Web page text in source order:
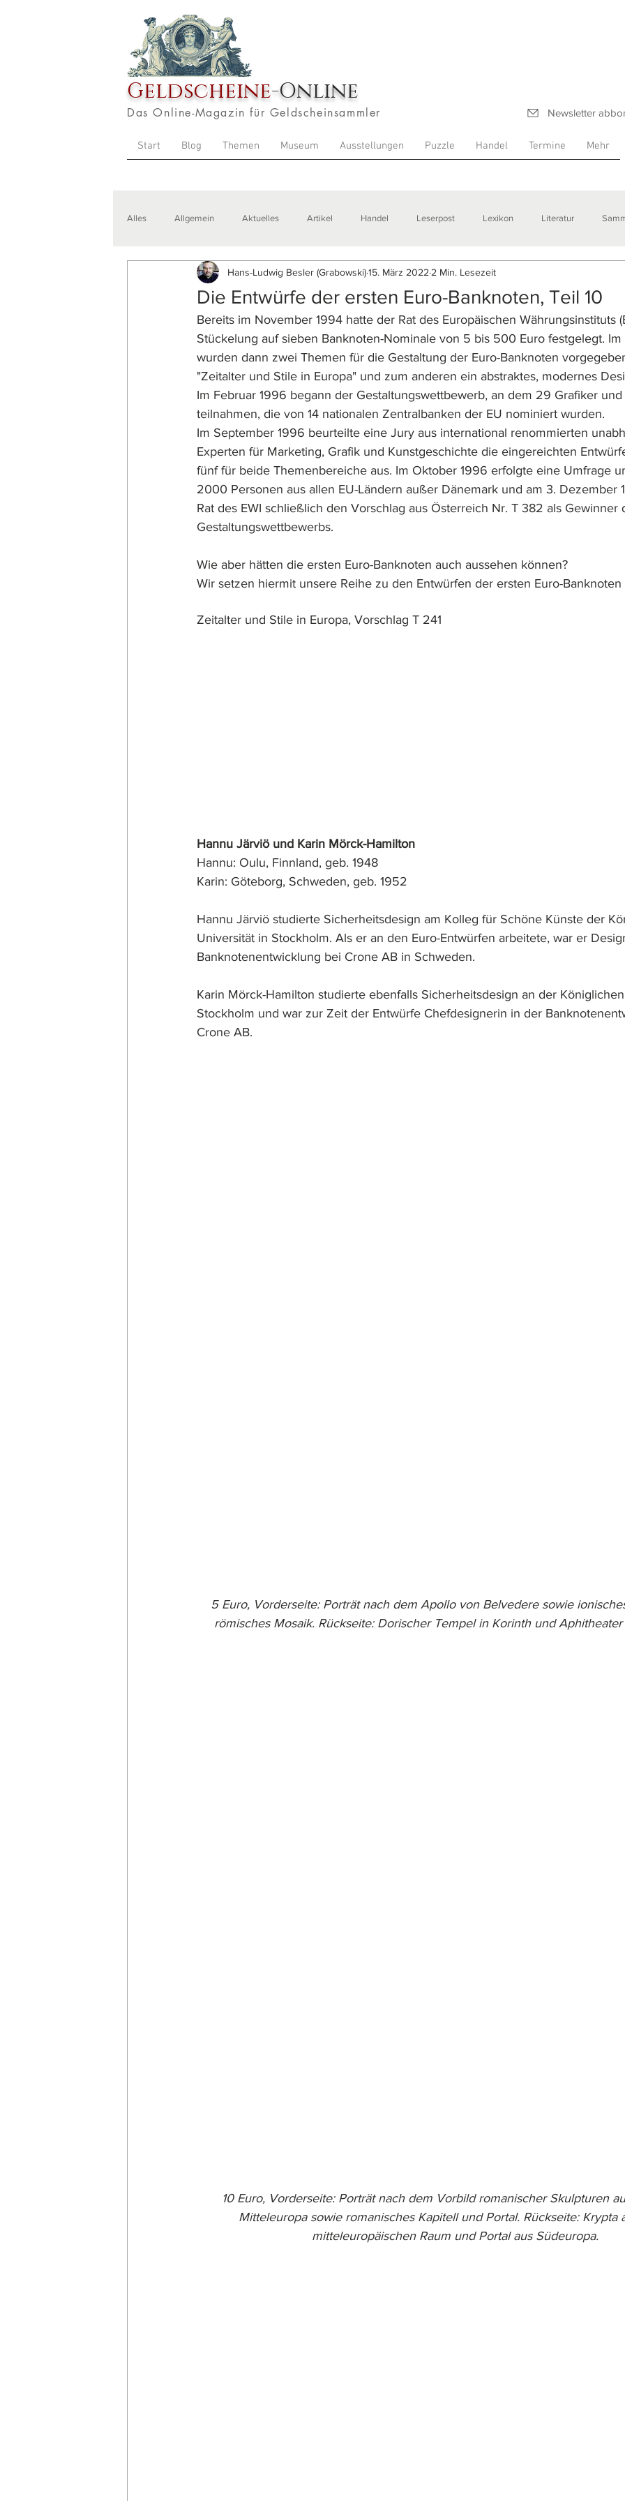
Geldscheine-Online
Das Online-Magazin für Geldscheinsammler Newsletter
Start Blog Themen Museum Ausstellungen Puzzle Handel Termine Mehr
Alles Allgemein Aktuelles Artikel Handel Leserpost Lexikon Literatur
Veranstaltungen Zitate Ausstellungen
Die Entwürfe der ersten Euro-Banknoten, Teil 10
Hans-Ludwig Besler (Grabowski)15. März 2022 2 Min. Lesezeit
Bereits im November 1994 hatte der Rat des Europäischen Währungsinstituts
Stückelung auf sieben Banknoten-Nominale von 5 bis 500 Euro festgelegt. Im
wurden dann zwei Themen für die Gestaltung der Euro-Banknoten
"Zeitalter und Stile in Europa" und zum anderen ein abstraktes, modernes
Im Februar 1996 begann der Gestaltungswettbewerb, an dem 29 Grafiker
teilnahmen, die von 14 nationalen Zentralbanken der EU nominiert wurden.
Im September 1996 beurteilte eine Jury aus international renommierten
Experten für Marketing, Grafik und Kunstgeschichte die eingereichten
fünf für beide Themenbereiche aus. Im Oktober 1996 erfolgte eine Umfrage
2000 Personen aus allen EU-Ländern außer Dänemark und am 3. Dezember
Rat des EWI schließlich den Vorschlag aus Österreich Nr. T 382 als Gewinner
Gestaltungswettbewerbs.
Wie aber hätten die ersten Euro-Banknoten auch aussehen können?
Wir setzen hiermit unsere Reihe zu den Entwürfen der ersten Euro-Banknoten
Zeitalter und Stile in Europa, Vorschlag T 241
Hannu Järviö und Karin Mörck-Hamilton
Hannu: Oulu, Finnland, geb. 1948
Karin: Göteborg, Schweden, geb. 1952
Hannu Järviö studierte Sicherheitsdesign am Kolleg für Schöne Künste der
Universität in Stockholm. Als er an den Euro-Entwürfen arbeitete, war er
Banknotenentwicklung bei Crone AB in Schweden.
Karin Mörck-Hamilton studierte ebenfalls Sicherheitsdesign an der
Stockholm und war zur Zeit der Entwürfe Chefdesignerin in der
Crone AB.
5 Euro, Vorderseite: Porträt nach dem Apollo von Belvedere sowie
römisches Mosaik. Rückseite: Dorischer Tempel in Korinth und Aphitheater
10 Euro, Vorderseite: Porträt nach dem Vorbild romanischer Skulpturen
Mitteleuropa sowie romanisches Kapitell und Portal. Rückseite: Krypta
mitteleuropäischen Raum und Portal aus Südeuropa.